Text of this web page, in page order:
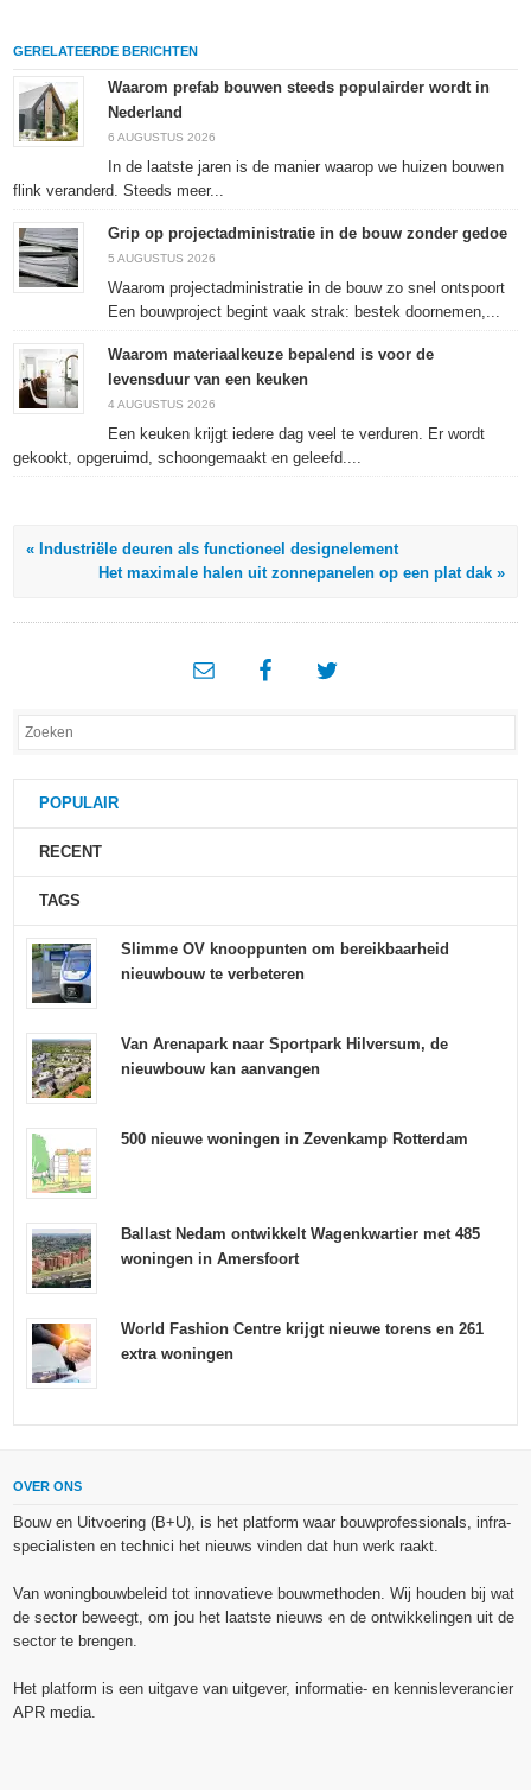
Facebook
(Wordt
een
nieuw
venster
geopend)
delen
(Wordt
een
nieuw
venster
geopend)
Twitter
(Wordt
een
nieuw
venster
geopend)
nieuw
GERELATEERDE BERICHTEN
Waarom prefab bouwen steeds populairder wordt in
Nederland
6 AUGUSTUS 2026
In de laatste jaren is de manier waarop we huizen bouwen
flink veranderd. Steeds meer...
Grip op projectadministratie in de bouw zonder gedoe
5 AUGUSTUS 2026
Waarom projectadministratie in de bouw zo snel ontspoort
Een bouwproject begint vaak strak: bestek doornemen,...
Waarom materiaalkeuze bepalend is voor de
levensduur van een keuken
4 AUGUSTUS 2026
Een keuken krijgt iedere dag veel te verduren. Er wordt
gekookt, opgeruimd, schoongemaakt en geleefd....
« Industriële deuren als functioneel designelement
Het maximale halen uit zonnepanelen op een plat dak »
POPULAIR
RECENT
TAGS
Slimme OV knooppunten om bereikbaarheid
nieuwbouw te verbeteren
Van Arenapark naar Sportpark Hilversum, de
nieuwbouw kan aanvangen
500 nieuwe woningen in Zevenkamp Rotterdam
Ballast Nedam ontwikkelt Wagenkwartier met 485
woningen in Amersfoort
World Fashion Centre krijgt nieuwe torens en 261
extra woningen
OVER ONS
Bouw en Uitvoering (B+U), is het platform waar bouwprofessionals, infra-
specialisten en technici het nieuws vinden dat hun werk raakt.
Van woningbouwbeleid tot innovatieve bouwmethoden. Wij houden bij wat
de sector beweegt, om jou het laatste nieuws en de ontwikkelingen uit de
sector te brengen.
Het platform is een uitgave van uitgever, informatie- en kennisleverancier
APR media.